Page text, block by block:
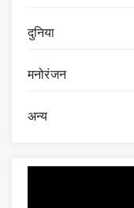
दुनिया
मनोरंजन
अन्य